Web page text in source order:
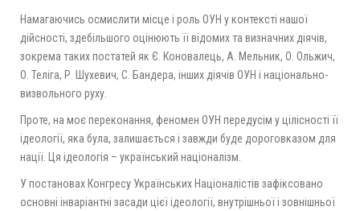
Намагаючись осмислити місце і роль ОУН у контексті нашої
дійсності, здебільшого оцінюють її відомих та визначних діячів,
зокрема таких постатей як Є. Коновалець, А. Мельник, О. Ольжич,
О. Теліга, Р. Шухевич, С. Бандера, інших діячів ОУН і національно-
визвольного руху.
Проте, на моє переконання, феномен ОУН передусім у цілісності її
ідеології, яка була, залишається і завжди буде дороговказом для
нації. Ця ідеологія – український націоналізм.
У постановах Конгресу Українських Націоналістів зафіксовано
основні інваріантні засади цієї ідеології, внутрішньої і зовнішньої